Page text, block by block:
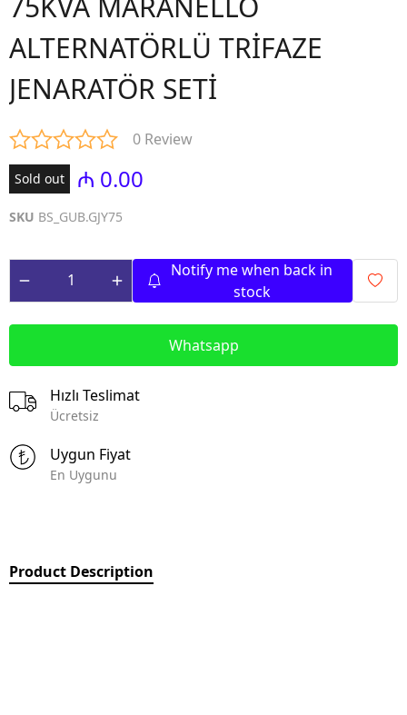
ALTERNATÖRLÜ TRİFAZE
JENARATÖR SETİ
0 Review
Sold out ₼ 0.00
SKU BS_GUB.GJY75
Notify me when back in
stock
Whatsapp
Hızlı Teslimat
Ücretsiz
Uygun Fiyat
En Uygunu
Product Description